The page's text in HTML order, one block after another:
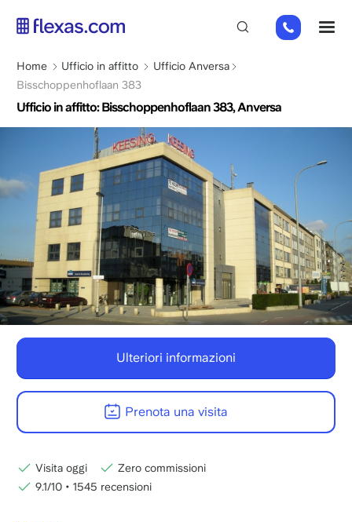
principale
02
808
Briciole
di
pane
Home Ufficio in affitto
Ufficio Anversa
Bisschoppenhoflaan 383
Ufficio in affitto: Bisschoppenhoflaan 383, Anversa
Ulteriori informazioni
Prenota una visita
Visita oggi
Zero commissioni
9.1/10 • 1545 recensioni